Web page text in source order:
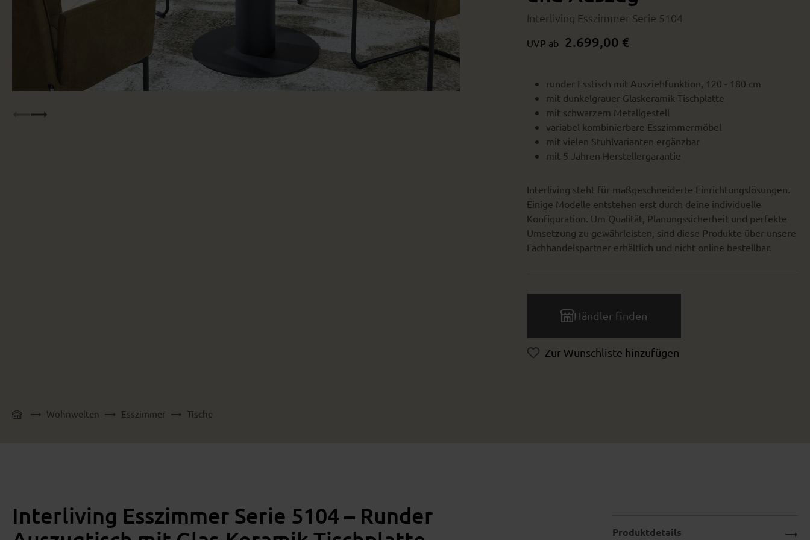
Interliving Esszimmer Serie 5104
UVP ab 2.699,00 €
runder Esstisch mit Ausziehfunktion, 120 - 180 cm
mit dunkelgrauer Glaskeramik-Tischplatte
mit schwarzem Metallgestell
variabel kombinierbare Esszimmermöbel
mit vielen Stuhlvarianten ergänzbar
mit 5 Jahren Herstellergarantie
Interliving steht für maßgeschneiderte Einrichtungslösungen.
Einige Modelle entstehen erst durch deine individuelle
Konfiguration. Um Qualität, Planungssicherheit und perfekte
Umsetzung zu gewährleisten, sind diese Produkte über unsere
Fachhandelspartner erhältlich und nicht online bestellbar.
Händler finden
Zur Wunschliste hinzufügen
Wohnwelten Esszimmer Tische
Interliving Esszimmer Serie 5104 – Runder
Produktdetails